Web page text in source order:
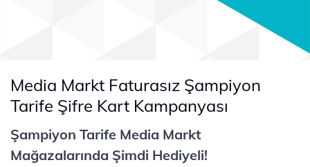
Media Markt Faturasız Şampiyon
Tarife Şifre Kart Kampanyası
Şampiyon Tarife Media Markt
Mağazalarında Şimdi Hediyeli!